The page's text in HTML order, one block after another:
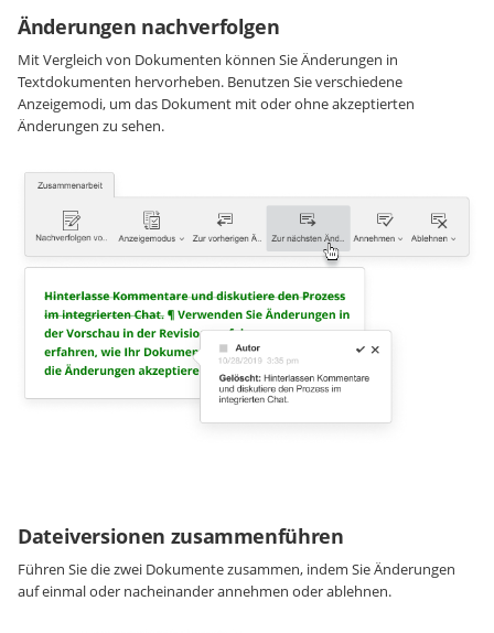
Änderungen nachverfolgen
Mit Vergleich von Dokumenten können Sie Änderungen in
Textdokumenten hervorheben. Benutzen Sie verschiedene
Anzeigemodi, um das Dokument mit oder ohne akzeptierten
Änderungen zu sehen.
Dateiversionen zusammenführen
Führen Sie die zwei Dokumente zusammen, indem Sie Änderungen
auf einmal oder nacheinander annehmen oder ablehnen.